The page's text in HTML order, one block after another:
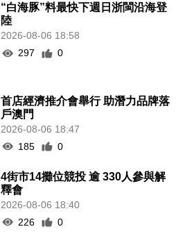
“白海豚”料最快下週日浙閩沿海登
陸
2026-08-06 18:58
297
0
首店經濟推介會舉行 助潛力品牌落
戶澳門
2026-08-06 18:47
185
0
4街市14攤位競投 逾 330人參與解
釋會
2026-08-06 18:40
226
0